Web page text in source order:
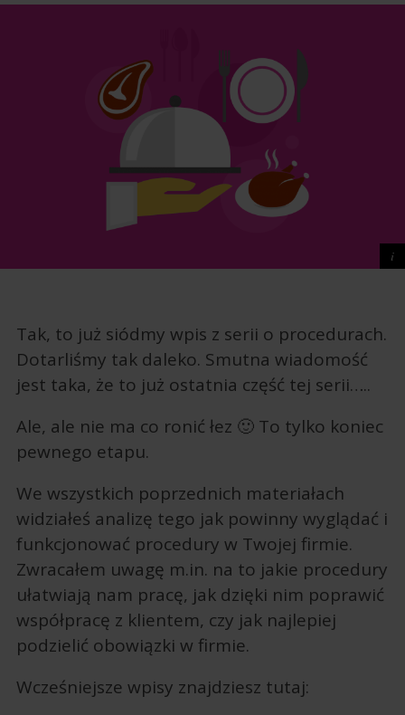
Tak, to już siódmy wpis z serii o procedurach.
Dotarliśmy tak daleko. Smutna wiadomość
jest taka, że to już ostatnia część tej serii…..
Ale, ale nie ma co ronić łez 🙂 To tylko koniec
pewnego etapu.
We wszystkich poprzednich materiałach
widziałeś analizę tego jak powinny wyglądać i
funkcjonować procedury w Twojej firmie.
Zwracałem uwagę m.in. na to jakie procedury
ułatwiają nam pracę, jak dzięki nim poprawić
współpracę z klientem, czy jak najlepiej
podzielić obowiązki w firmie.
Wcześniejsze wpisy znajdziesz tutaj: